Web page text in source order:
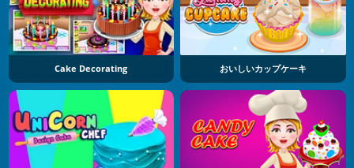
Cake Decorating おいしいカップケーキ